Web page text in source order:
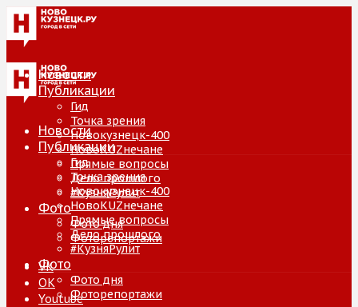
Новости
Публикации
Гид
Точка зрения
Новокузнецк-400
НовоKUZнечане
Прямые вопросы
Дело прошлого
#КузняРулит
Фото
Фото дня
Фоторепортажи
VK
ОК
Youtube
Новости
Публикации
Гид
Точка зрения
Новокузнецк-400
НовоKUZнечане
Прямые вопросы
Дело прошлого
#КузняРулит
Фото
Фото дня
Фоторепортажи